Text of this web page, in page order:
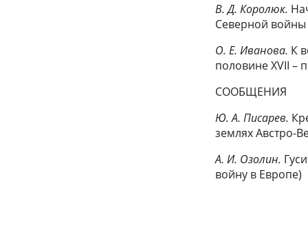
В. Д. Королюк.
Северной войны
О. Е. Иванова. К
половине XVII –
СООБЩЕНИЯ
Ю. А. Писарев.
землях Австро-
А. И. Озолин.
войну в Европе)